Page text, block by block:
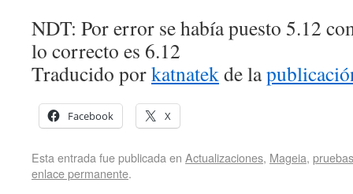
NDT: Por error se había puesto 5.12
lo correcto es 6.12
Traducido porkatnatekde la
Facebook X
Esta entrada fue publicada en Actualizaciones, Mageia, pruebas
enlace permanente.